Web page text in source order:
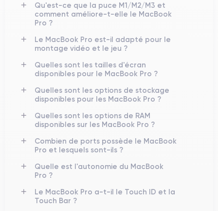
Qu'est-ce que la puce M1/M2/M3 et
comment améliore-t-elle le MacBook
Pro ?
Le MacBook Pro est-il adapté pour le
montage vidéo et le jeu ?
Quelles sont les tailles d'écran
disponibles pour le MacBook Pro ?
Quelles sont les options de stockage
disponibles pour les MacBook Pro ?
Quelles sont les options de RAM
disponibles sur les MacBook Pro ?
Combien de ports possède le MacBook
Pro et lesquels sont-ils ?
Quelle est l'autonomie du MacBook
Pro ?
Le MacBook Pro a-t-il le Touch ID et la
Touch Bar ?